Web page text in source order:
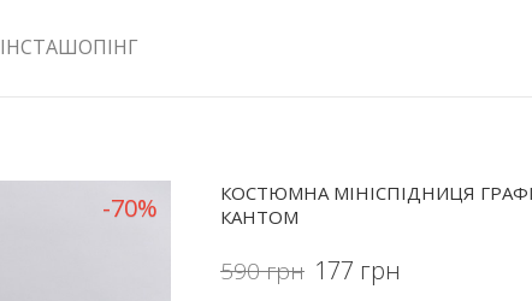
ІНСТАШОПІНГ
КОСТЮМНА МІНІСПІДНИЦЯ
КАНТОМ
590грн 177 грн
-70%